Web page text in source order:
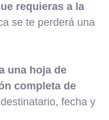
requieras a la
se te perderá una
una hoja de
completa de
fecha y